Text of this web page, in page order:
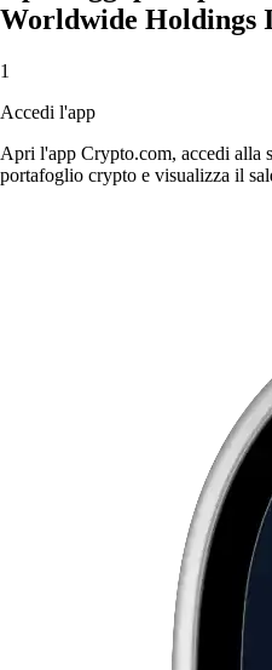
Worldwide Holdings
1
Accedi l'app
Apri l'app Crypto.com, accedi alla
portafoglio crypto e visualizza il